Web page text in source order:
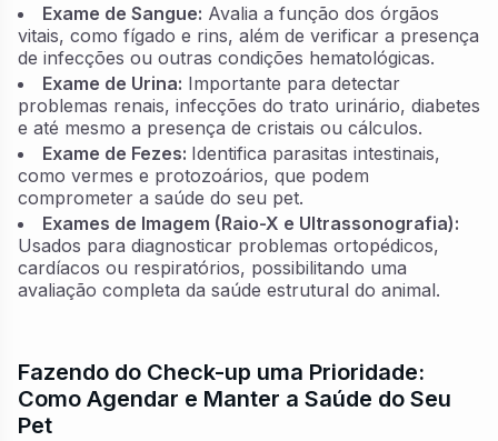
Exame de Sangue: Avalia a função dos órgãos
vitais, como fígado e rins, além de verificar a presença
de infecções ou outras condições hematológicas.
Exame de Urina: Importante para detectar
problemas renais, infecções do trato urinário, diabetes
e até mesmo a presença de cristais ou cálculos.
Exame de Fezes: Identifica parasitas intestinais,
como vermes e protozoários, que podem
comprometer a saúde do seu pet.
Exames de Imagem (Raio-X e Ultrassonografia):
Usados para diagnosticar problemas ortopédicos,
cardíacos ou respiratórios, possibilitando uma
avaliação completa da saúde estrutural do animal.
Fazendo do Check-up uma Prioridade:
Como Agendar e Manter a Saúde do Seu
Pet